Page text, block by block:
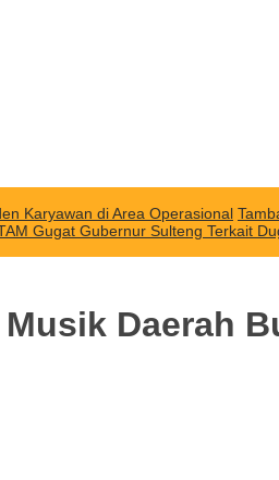
Karyawan di Area Operasional
Gugat Gubernur Sulteng Terkait
Daerah